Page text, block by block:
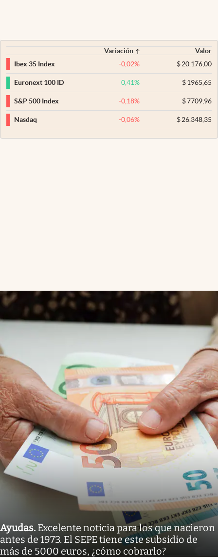
Variación
Valor
Ibex 35 Index
-0,02% $20.176,00
Euronext 100 ID 0,41% $1965,65
S&P 500 Index -0,18% $7709,96
Nasdaq -0,06% $26.348,35
Ayudas. Excelente noticia para los que nacieron
antes de 1973. El SEPE tiene este subsidio de
más de 5000 euros, ¿cómo cobrarlo?